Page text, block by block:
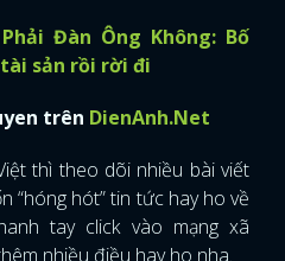
Đàn Ông Không: Bố
sản rồi rời đi
trên DienAnh.Net
thì theo dõi nhiều bài viết
“hóng hót” tin tức hay ho về
tay click vào mạng xã
nhiều điều hay ho nha.